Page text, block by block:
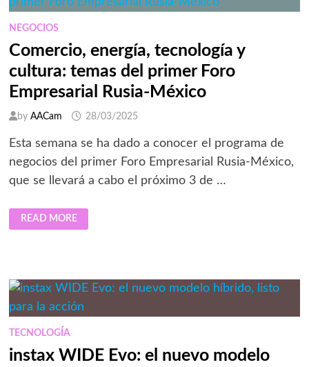
FORO
EMPRESARIAL
NEGOCIOS
Comercio, energía, tecnología y
cultura: temas del primer Foro
Empresarial Rusia-México
by AACam 28/03/2025
Esta semana se ha dado a conocer el programa de
negocios del primer Foro Empresarial Rusia-México,
que se llevará a cabo el próximo 3 de …
COMERCIO,
ENERGÍA,
TECNOLOGÍA
PRIMER
FORO
EMPRESARIAL
RUSIA-
MÉXICO
READ MORE
TECNOLOGÍA
instax WIDE Evo: el nuevo modelo